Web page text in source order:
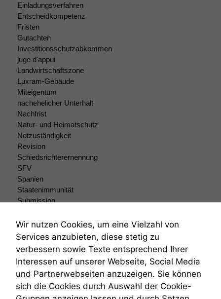
Einladungsverfahren
Entscheidkompetenz
Fristen
Gutachten
Investitionsschutzabkommen
juge d'appui
Landwirtschaftszone
Luxram-Gebäude
Miteigentum
nachehelicher Unterhalt
Nachfrist
Natur- und Heimatschutz
Notzuständigkeit
Revision
Schiedsrichterernennung
SFV
Spanien
Staatenimmunität
Submission
Teilungsklage
Venezuela
VRK
Wiederherstellungsanordnung
Zivilprozessordnung
ZPO
Zustellfiktion
Wir nutzen Cookies, um eine Vielzahl von
Services anzubieten, diese stetig zu
verbessern sowie Texte entsprechend Ihrer
Interessen auf unserer Webseite, Social Media
und Partnerwebseiten anzuzeigen. Sie können
sich die Cookies durch Auswahl der Cookie-